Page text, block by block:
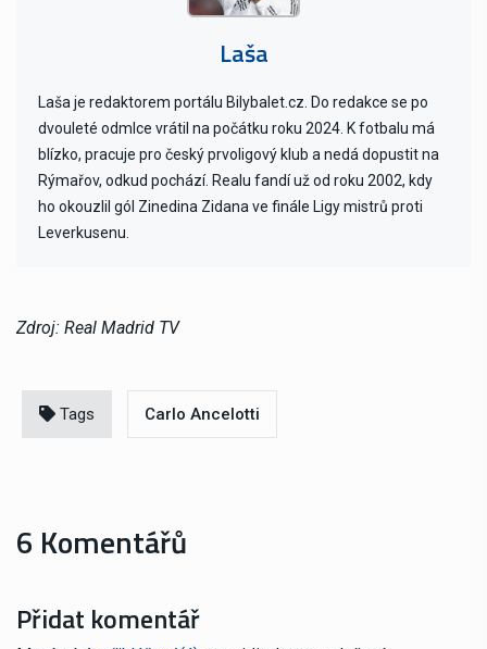
Laša
Laša je redaktorem portálu Bilybalet.cz. Do redakce se po
dvouleté odmlce vrátil na počátku roku 2024. K fotbalu má
blízko, pracuje pro český prvoligový klub a nedá dopustit na
Rýmařov, odkud pochází. Realu fandí už od roku 2002, kdy
ho okouzlil gól Zinedina Zidana ve finále Ligy mistrů proti
Leverkusenu.
Zdroj: Real Madrid TV
Tags Carlo Ancelotti
6 Komentářů
Přidat komentář